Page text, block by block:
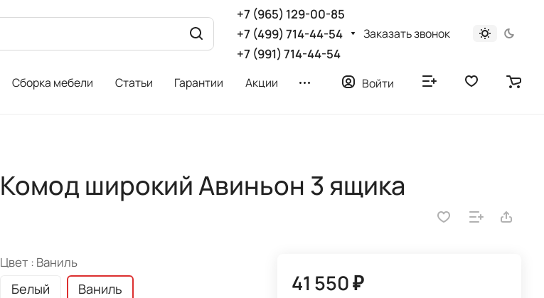
+7 (965) 129-00-85
+7 (499) 714-44-54
+7 (991) 714-44-54
Заказать звонок
Сборка мебели Статьи Гарантии Акции Войти
Комод широкий Авиньон 3 ящика
Цвет : Ваниль
Белый Ваниль 41 550 ₽